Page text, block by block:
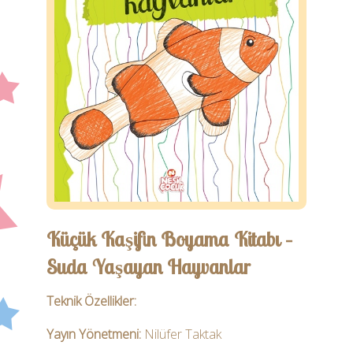
Öğretmen
Ebeveyn
İletişim
Küçük Kaşifin Boyama Kitabı –
Suda Yaşayan Hayvanlar
Teknik Özellikler:
Yayın Yönetmeni: Nilüfer Taktak